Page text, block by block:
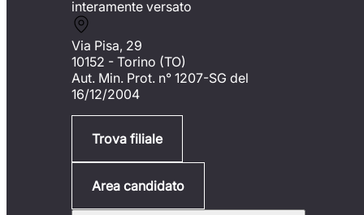
interamente versato
Via Pisa, 29
10152 - Torino (TO)
Aut. Min. Prot. n° 1207-SG del
16/12/2004
Trova filiale
Area candidato